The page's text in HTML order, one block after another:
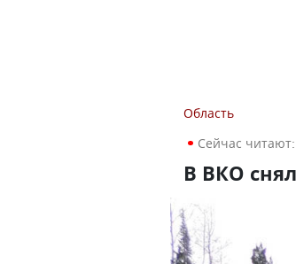
Область
Сейчас читают:
В ВКО